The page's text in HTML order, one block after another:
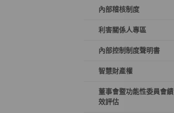
內部稽核制度
利害關係人專區
內部控制制度聲明書
智慧財產權
董事會暨功能性委員會績
效評估